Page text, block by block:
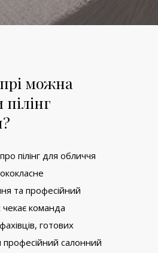
можна
пілінг для обличчя
та професійний
чекає команда
готових
професійний салонний